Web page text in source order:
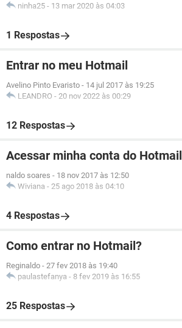
ninha25 - 13 mar 2020 às 04:03
1 Respostas
Entrar no meu Hotmail
Avelino Pinto Evaristo - 14 jul 2017 às 19:25
LEANDRO - 20 nov 2022 às 00:29
12 Respostas
Acessar minha conta do Hotmail
naldo soares - 18 nov 2017 às 12:50
Wiviana - 25 ago 2018 às 04:10
4 Respostas
Como entrar no Hotmail?
Reginaldo - 27 fev 2018 às 19:40
paulastefanya - 8 fev 2019 às 16:55
25 Respostas